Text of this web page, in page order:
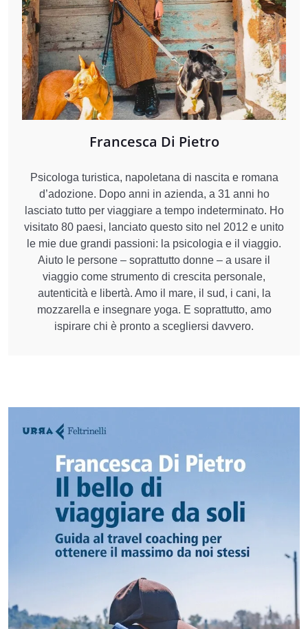
Francesca Di Pietro
Psicologa turistica, napoletana di nascita e romana
d’adozione. Dopo anni in azienda, a 31 anni ho
lasciato tutto per viaggiare a tempo indeterminato. Ho
visitato 80 paesi, lanciato questo sito nel 2012 e unito
le mie due grandi passioni: la psicologia e il viaggio.
Aiuto le persone – soprattutto donne – a usare il
viaggio come strumento di crescita personale,
autenticità e libertà. Amo il mare, il sud, i cani, la
mozzarella e insegnare yoga. E soprattutto, amo
ispirare chi è pronto a scegliersi davvero.